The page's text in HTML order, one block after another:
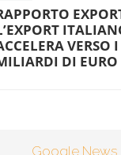
VERSO
DI EURO
Google News